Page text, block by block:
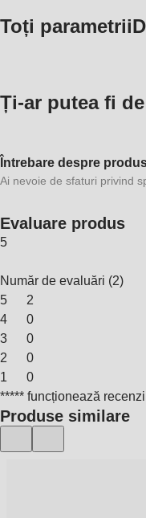
Toți parametrii
Ți-ar putea fi
Întrebare despre
Ai nevoie de sfaturi privind
Evaluare produs
5
Număr de evaluări (2)
5
2
4
0
3
0
2
0
1
0
***** funcționează
Produse similare